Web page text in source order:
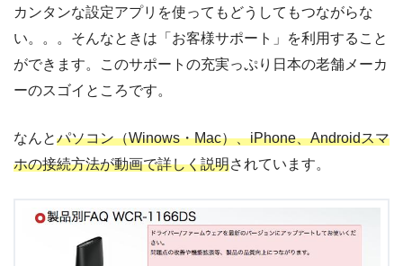
カンタンな設定アプリを使ってもどうしてもつながらな
い。。。そんなときは「お客様サポート」を利用すること
ができます。このサポートの充実っぷり日本の老舗メーカ
ーのスゴイところです。
なんとパソコン（Winows・Mac）、iPhone、Androidスマ
ホの接続方法が動画で詳しく説明されています。